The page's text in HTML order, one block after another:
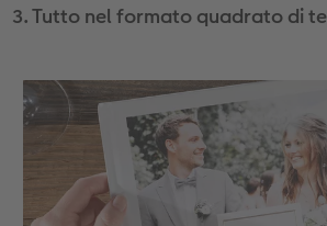
3. Tutto nel formato quadrato di